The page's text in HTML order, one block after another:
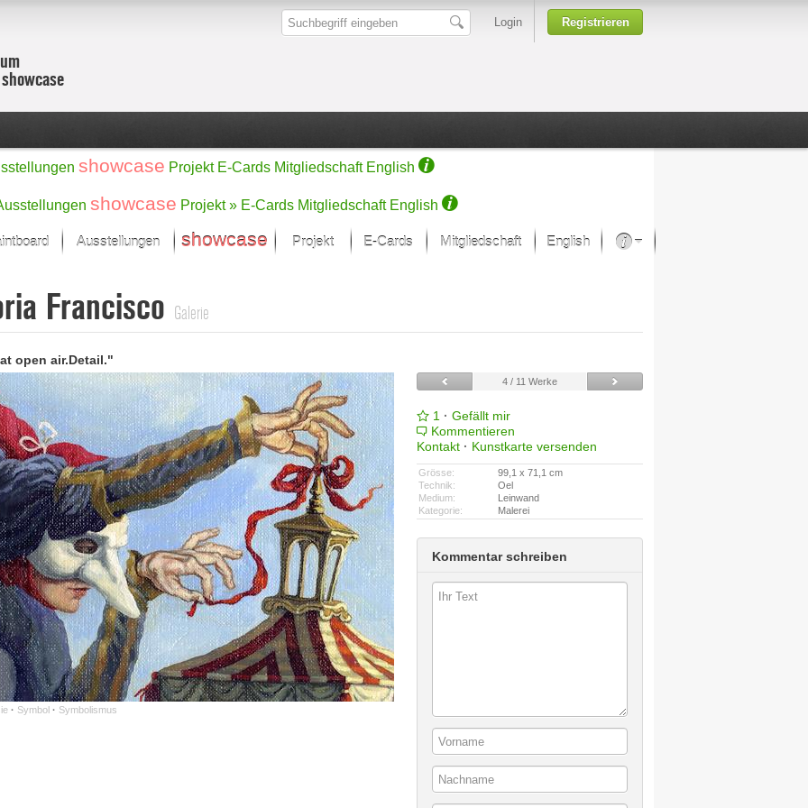
Login Registrieren
showcase Projekt E-Cards Mitgliedschaft English
showcase Projekt » E-Cards Mitgliedschaft English
im Fokus
Auswahl
Malerei
Skulptur/Plastik
Grafik
Fotografie
Ausstellungen showcase Projekt E-Cards Mitgliedschaft English
Kunsthäuser
Francisco Galerie
open air.Detail."
· Symbol · Symbolismus
4 / 11 Werke
1 · Gefällt mir
Kommentieren
Kontakt · Kunstkarte versenden
Grösse:
99,1 x 71,1 cm
Technik:
Oel
Medium:
Leinwand
Kategorie:
Malerei
Kommentar schreiben